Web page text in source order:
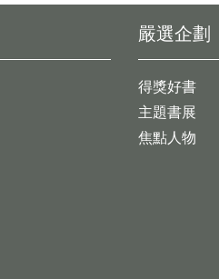
嚴選企劃
得獎好書
主題書展
焦點人物